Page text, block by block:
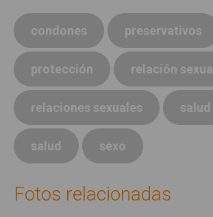
condones preservativos
protección relación sexual
relaciones sexuales salud
salud sexo
Fotos relacionadas